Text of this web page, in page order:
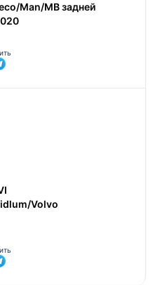
Man/MB задней
Volvo